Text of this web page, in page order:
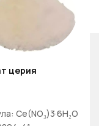
церия
Ce(NO₃)3·6H₂O